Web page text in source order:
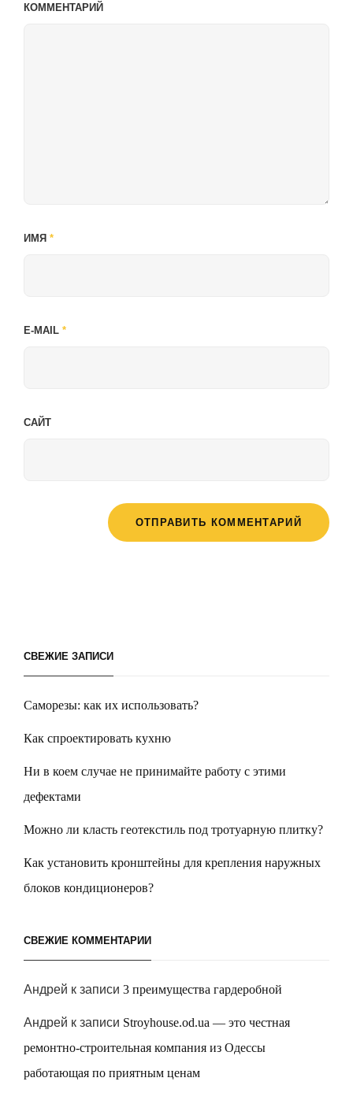
КОММЕНТАРИЙ
ИМЯ *
E-MAIL *
САЙТ
СВЕЖИЕ ЗАПИСИ
Саморезы: как их использовать?
Как спроектировать кухню
Ни в коем случае не принимайте работу с этими
дефектами
Можно ли класть геотекстиль под тротуарную плитку?
Как установить кронштейны для крепления наружных
блоков кондиционеров?
СВЕЖИЕ КОММЕНТАРИИ
Андрей к записи 3 преимущества гардеробной
Андрей к записи Stroyhouse.od.ua — это честная
ремонтно-строительная компания из Одессы
работающая по приятным ценам